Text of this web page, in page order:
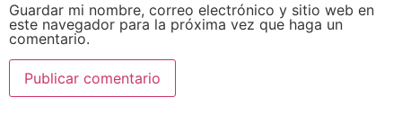
Guardar mi nombre, correo electrónico y sitio web en
este navegador para la próxima vez que haga un
comentario.